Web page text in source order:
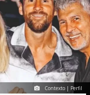
Contexto | Perfil